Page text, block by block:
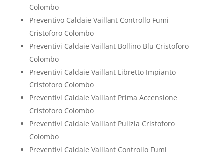
Colombo
Preventivo Caldaie Vaillant Controllo Fumi
Cristoforo Colombo
Preventivi Caldaie Vaillant Bollino Blu Cristoforo
Colombo
Preventivi Caldaie Vaillant Libretto Impianto
Cristoforo Colombo
Preventivi Caldaie Vaillant Prima Accensione
Cristoforo Colombo
Preventivi Caldaie Vaillant Pulizia Cristoforo
Colombo
Preventivi Caldaie Vaillant Controllo Fumi